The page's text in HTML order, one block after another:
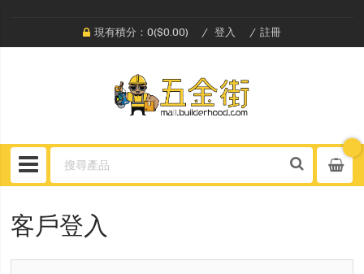
現有積分：0($0.00) 登入 註冊
客戶登入